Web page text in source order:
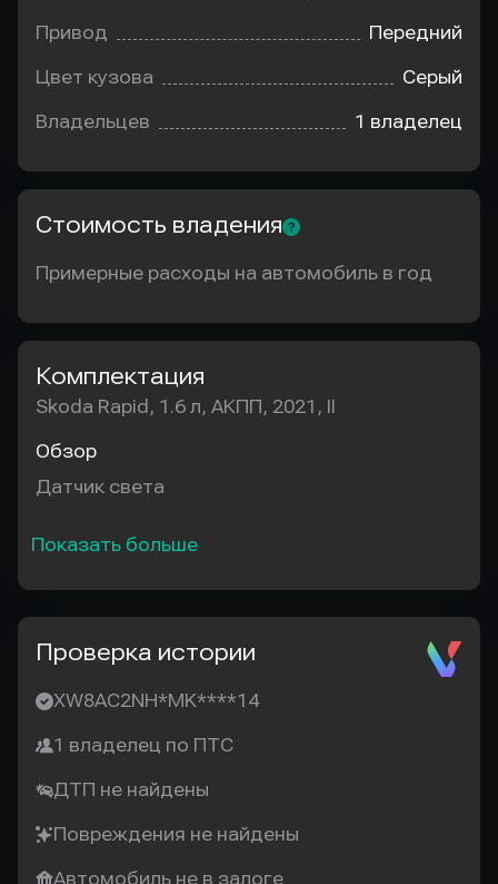
Привод Передний
Цвет кузова Серый
Владельцев 1 владелец
Стоимость владения
Примерные расходы на автомобиль в год
Комплектация
Skoda Rapid, 1.6 л, АКПП, 2021, II
Обзор
Датчик света
Показать больше
Проверка истории
XW8AC2NH*MK****14
1 владелец по ПТС
ДТП не найдены
Повреждения не найдены
Автомобиль не в залоге